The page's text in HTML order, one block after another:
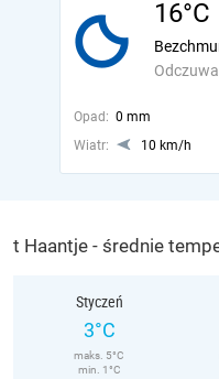
16°C
Opad: 0 mm
Wiatr:
10 km/h
t Haantje - średnie
Styczeń
3°C
maks. 5°C
min. 1°C